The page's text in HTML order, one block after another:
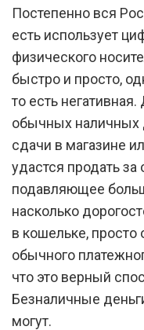
за
тысяч
Постепенно вся
есть использует
физического
быстро и просто,
то есть
обычных наличных
сдачи в магазине
удастся продать
подавляющее
насколько
в кошельке, просто
обычного
что это верный
Безналичные
могут.